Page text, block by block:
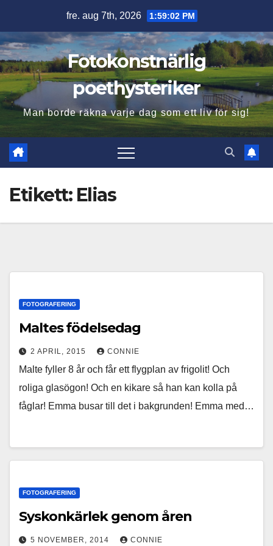
innehåll
fre. aug 7th, 2026 1:59:03 PM
Fotokonstnärlig
poethysteriker
Man borde räkna varje dag som ett liv för sig!
Etikett: Elias
FOTOGRAFERING
Maltes födelsedag
2 APRIL, 2015 CONNIE
Malte fyller 8 år och får ett flygplan av frigolit! Och
roliga glasögon! Och en kikare så han kan kolla på
fåglar! Emma busar till det i bakgrunden! Emma med…
FOTOGRAFERING
Syskonkärlek genom åren
5 NOVEMBER, 2014 CONNIE